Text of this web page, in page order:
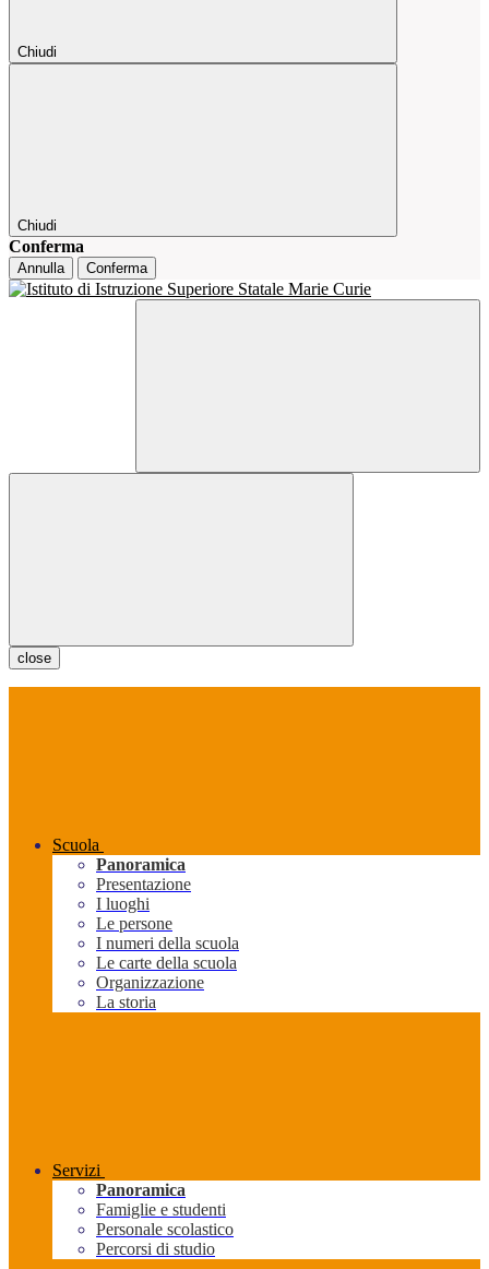
Chiudi
Chiudi
Conferma
Annulla Conferma
close
Scuola
Panoramica
Presentazione
I luoghi
Le persone
I numeri della scuola
Le carte della scuola
Organizzazione
La storia
Servizi
Panoramica
Famiglie e studenti
Personale scolastico
Percorsi di studio